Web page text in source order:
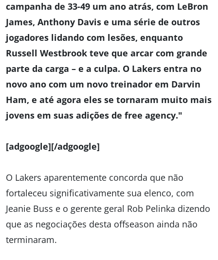
campanha de 33-49 um ano atrás, com LeBron
James, Anthony Davis e uma série de outros
jogadores lidando com lesões, enquanto
Russell Westbrook teve que arcar com grande
parte da carga – e a culpa. O Lakers entra no
novo ano com um novo treinador em Darvin
Ham, e até agora eles se tornaram muito mais
jovens em suas adições de free agency."
[adgoogle][/adgoogle]
O Lakers aparentemente concorda que não
fortaleceu significativamente sua elenco, com
Jeanie Buss e o gerente geral Rob Pelinka dizendo
que as negociações desta offseason ainda não
terminaram.